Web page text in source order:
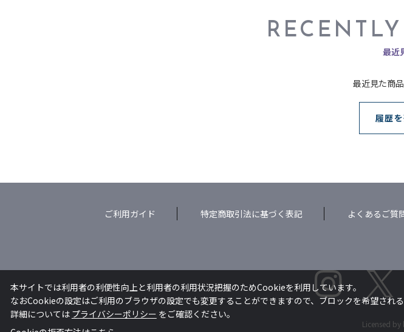
最近
最近見た商
履歴
ご利用ガイド 特定商取引法に基づく表記 よくあるご質
Licensed
本サイトでは利用者の利便性向上と利用者の利用状況把握のためCookieを利用しています。
なおCookieの設定はご利用のブラウザの設定でも変更することができますので、ブロックを希望される
詳細については プライバシーポリシー をご確認ください。